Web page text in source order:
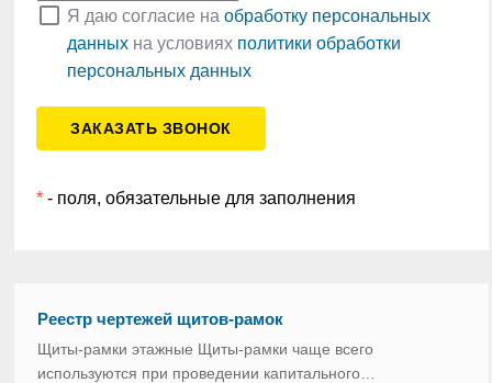
check_box_outline_blank Я даю согласие на обработку персональных
данных на условиях политики обработки
персональных данных
* - поля, обязательные для заполнения
Реестр чертежей щитов-рамок
Щиты-рамки этажные Щиты-рамки чаще всего
используются при проведении капитального…